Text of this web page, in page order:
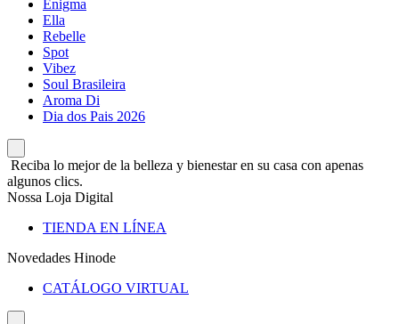
Enigma
Ella
Rebelle
Spot
Vibez
Soul Brasileira
Aroma Di
Dia dos Pais 2026
Reciba lo mejor de la belleza y bienestar en su casa con apenas
algunos clics.
Nossa Loja Digital
TIENDA EN LÍNEA
Novedades Hinode
CATÁLOGO VIRTUAL